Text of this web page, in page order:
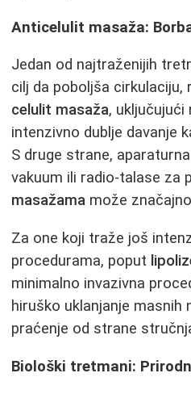
Anticelulit masaža:
Jedan od najtraženijih
cilj da poboljša
celulit masaža, uključujući
intenzivno dublje davanje
S druge strane, aparaturna
vakuum ili radio-talase za
masažama može
Za one koji traže još
procedurama, poput
minimalno invazivna
hiruško uklanjanje masnih
praćenje od strane
Biološki tretmani: